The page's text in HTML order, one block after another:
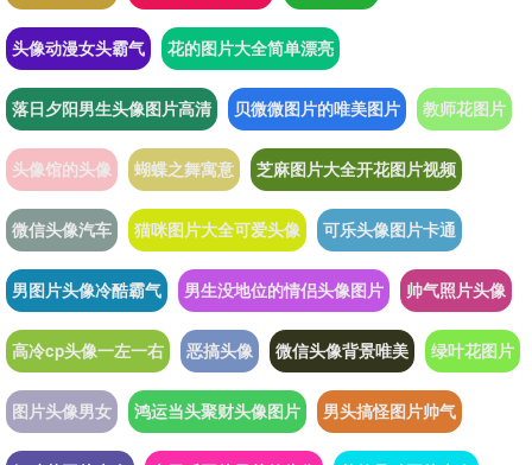
头像动漫女头霸气 花的图片大全简单漂亮
落日夕阳男生头像图片高清 贝微微图片的唯美图片 教师花图片
头像馆的头像 蝴蝶之舞寓意 芝麻图片大全开花图片视频
微信头像汽车 猫咪图片大全可爱头像 可乐头像图片卡通
男图片头像冷酷霸气 男生没地位的情侣头像图片 帅气照片头像
高冷cp头像一左一右 恶搞头像 微信头像背景唯美 绿叶花图片
图片头像男女 鸿运当头聚财头像图片 男头搞怪图片帅气